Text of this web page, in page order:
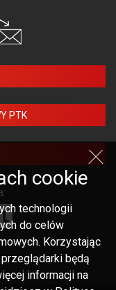
PTK
cookie
technologii
do celów
Korzystając
będą
informacji na